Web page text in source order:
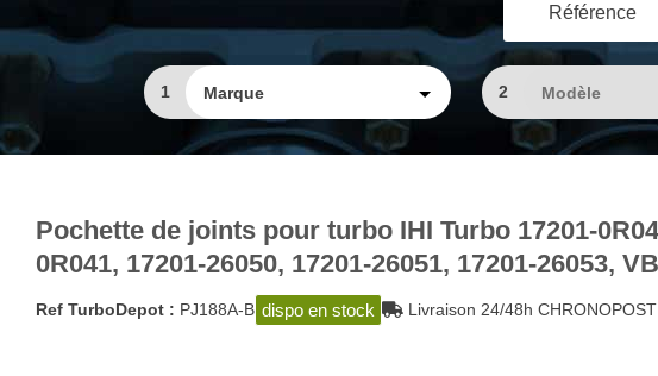
Référence
1 2
Pochette de joints pour turbo IHI Turbo 17201-
0R041, 17201-26050, 17201-26051, 17201-26053,
Ref TurboDepot : PJ188A-B dispo en stock Livraison 24/48h CHRONOPOST